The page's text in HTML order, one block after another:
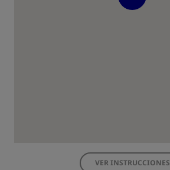
VER INSTRUCCIONES